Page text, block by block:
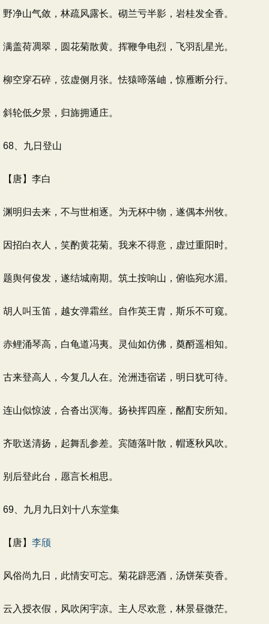
野净山气敛，林疏风露长。砌兰亏半影，岩桂发全香。
满盖荷凋翠，圆花菊散黄。挥鞭争电烈，飞羽乱星光。
柳空穿石碎，弦虚侧月张。怯猿啼落岫，惊雁断分行。
斜轮低夕景，归旆拥通庄。
68、九日登山
【唐】李白
渊明归去来，不与世相逐。为无杯中物，遂偶本州牧。
因招白衣人，笑酌黄花菊。我来不得意，虚过重阳时。
题舆何俊发，遂结城南期。筑土按响山，俯临宛水湄。
胡人叫玉笛，越女弹霜丝。自作英王胄，斯乐不可窥。
赤鲤涌琴高，白龟道冯夷。灵仙如仿佛，奠酹遥相知。
古来登高人，今复几人在。沧洲违宿诺，明日犹可待。
连山似惊波，合沓出溟海。扬袂挥四座，酩酊安所知。
齐歌送清扬，起舞乱参差。宾随落叶散，帽逐秋风吹。
别后登此台，愿言长相思。
69、九月九日刘十八东堂集
【唐】 李颀
风俗尚九日，此情安可忘。菊花辟恶酒，汤饼茱萸香。
云入授衣假，风吹闲宇凉。主人尽欢意，林景昼微茫。